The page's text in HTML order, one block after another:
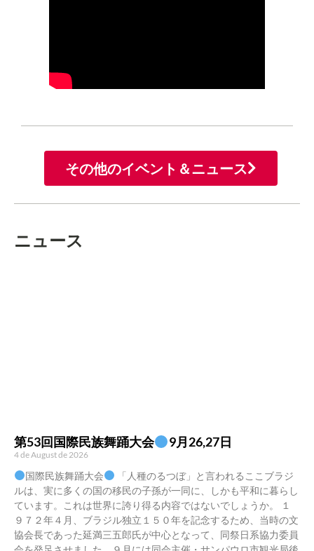
その他のイベント＆ニュース
ニュース
第53回国際民族舞踊大会 9月26,27日
4 de August de 2026
国際民族舞踊大会
「人種のるつぼ」と言われるここブラジ
ルは、実に多くの国の移民の子孫が一同に、しかも平和に暮らし
ています。これは世界に誇り得る内容ではないでしょうか。 １
９７２年４月、ブラジル独立１５０年を記念するため、当時の文
協会長であった延満三五郎氏が中心となって、同祭日系協力委員